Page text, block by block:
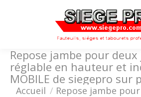
Repose jambe pour
réglable en hauteur et
MOBILE de siegepro sur
Vous êtes ici :
Accueil Repose jambe